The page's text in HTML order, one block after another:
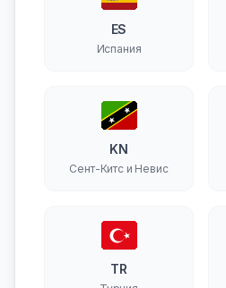
ES
Испания
KN
Сент-Китс и Невис
TR